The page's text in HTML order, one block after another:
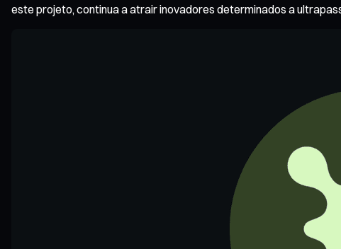
este projeto, continua a atrair inovadores determinados a